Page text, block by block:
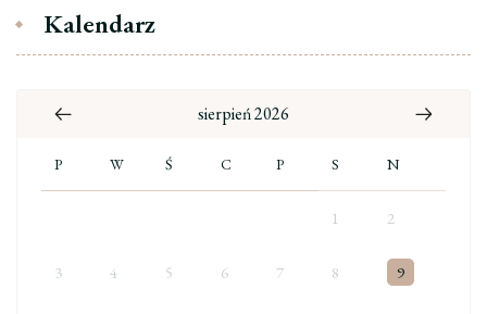
Kalendarz
sierpień 2026
P W Ś C P S N
1 2
3 4 5 6 7 8 9